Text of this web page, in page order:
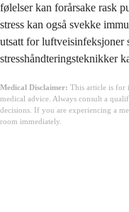
følelser kan forårsake rask
stress kan også svekke
utsatt for
stresshåndteringsteknikker
Medical Disclaimer: This article is for
medical advice. Always consult a
decisions. If you are experiencing a
room immediately.